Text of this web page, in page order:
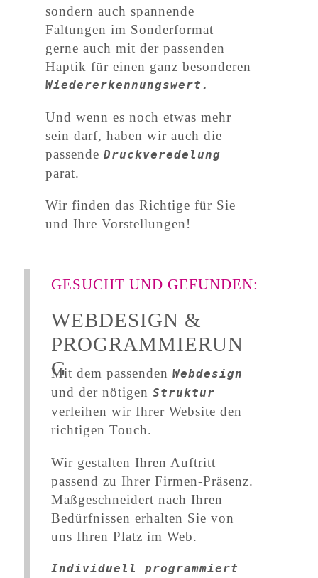
sondern auch spannende
Faltungen im Sonderformat –
gerne auch mit der passenden
Haptik für einen ganz besonderen
Wiedererkennungswert.
Und wenn es noch etwas mehr
sein darf, haben wir auch die
passende Druckveredelung
parat.
Wir finden das Richtige für Sie
und Ihre Vorstellungen!
GESUCHT UND GEFUNDEN:
WEBDESIGN &
PROGRAMMIERUN
G
Mit dem passenden Webdesign
und der nötigen Struktur
verleihen wir Ihrer Website den
richtigen Touch.
Wir gestalten Ihren Auftritt
passend zu Ihrer Firmen-Präsenz.
Maßgeschneidert nach Ihren
Bedürfnissen erhalten Sie von
uns Ihren Platz im Web.
Individuell programmiert